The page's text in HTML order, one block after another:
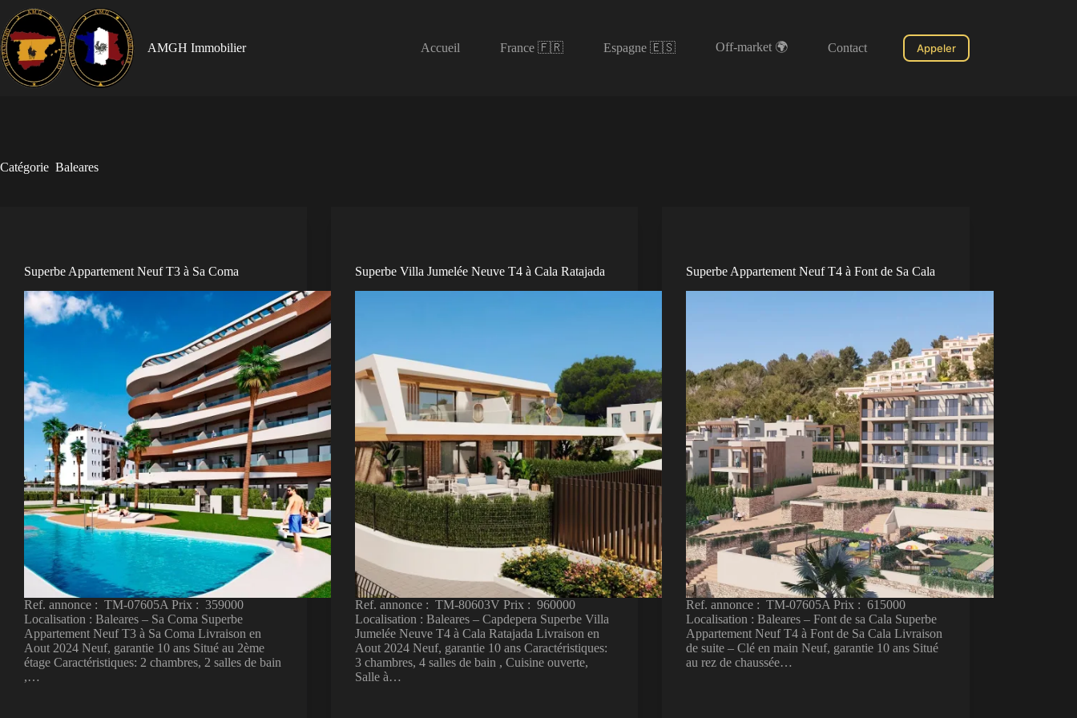
AMGH Immobilier Accueil France 🇫🇷 Espagne 🇪🇸 Off-market 🌍 Contact Appeler
Catégorie Baleares
Superbe Appartement Neuf T3 à Sa Coma
Ref. annonce : TM-07605A Prix : 359000
Localisation : Baleares – Sa Coma Superbe
Appartement Neuf T3 à Sa Coma Livraison en
Aout 2024 Neuf, garantie 10 ans Situé au 2ème
étage Caractéristiques: 2 chambres, 2 salles de bain
,…
Superbe Villa Jumelée Neuve T4 à Cala Ratajada
Ref. annonce : TM-80603V Prix : 960000
Localisation : Baleares – Capdepera Superbe Villa
Jumelée Neuve T4 à Cala Ratajada Livraison en
Aout 2024 Neuf, garantie 10 ans Caractéristiques:
3 chambres, 4 salles de bain , Cuisine ouverte,
Salle à…
Superbe Appartement Neuf T4 à Font de Sa Cala
Ref. annonce : TM-07605A Prix : 615000
Localisation : Baleares – Font de sa Cala Superbe
Appartement Neuf T4 à Font de Sa Cala Livraison
de suite – Clé en main Neuf, garantie 10 ans Situé
au rez de chaussée…